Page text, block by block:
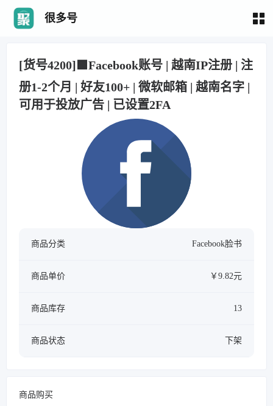
很多号
[货号4200]🟩Facebook账号 | 越南IP注册 | 注
册1-2个月 | 好友100+ | 微软邮箱 | 越南名字 |
可用于投放广告 | 已设置2FA
商品分类 Facebook脸书
商品单价 ￥9.82元
商品库存 13
商品状态 下架
商品购买